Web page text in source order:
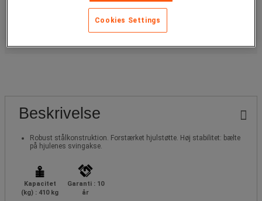
Køb nu
Beskrivelse
Robust stålkonstruktion. Forstærket hjulstøtte. Høj stabilitet: bælte
på hjulenes svingakse.
Kapacitet
(kg) : 410 kg
Garanti : 10
år
Cookies Settings